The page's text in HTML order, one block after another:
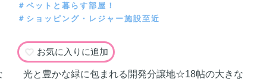
＃ペットと暮らす部屋！
＃ショッピング・レジャー施設至近
お気に入りに追加
光と豊かな緑に包まれる開発分譲地☆18帖の大きな